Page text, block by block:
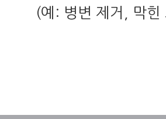
(예: 병변 제거, 막